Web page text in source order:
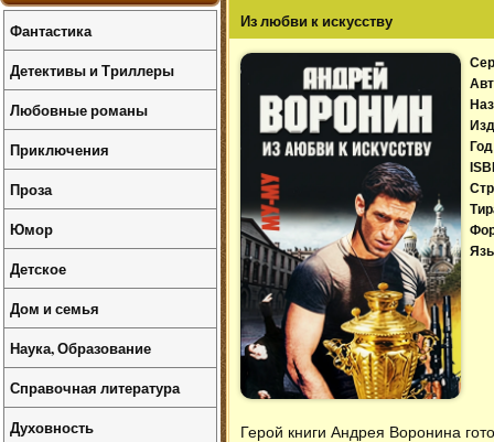
Из любви к искусству
Герой книги Андрея Воронина
Фантастика
Детективы и Триллеры
Любовные романы
Приключения
Проза
Юмор
Детское
Дом и семья
Наука, Образование
Справочная литература
Духовность